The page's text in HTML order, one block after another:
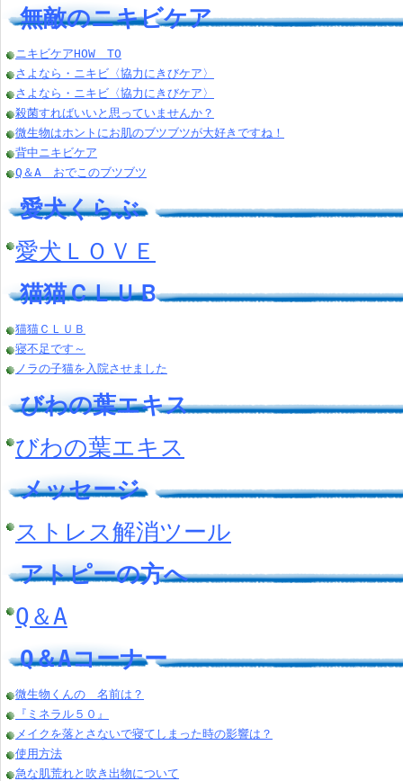
無敵のニキビケア
ニキビケアHOW TO
さよなら・ニキビ〈協力にきびケア〉
さよなら・ニキビ〈協力にきびケア〉
殺菌すればいいと思っていませんか？
微生物はホントにお肌のブツブツが大好きですね！
背中ニキビケア
Q＆A おでこのブツブツ
愛犬くらぶ
愛犬ＬＯＶＥ
猫猫ＣＬＵＢ
猫猫ＣＬＵＢ
寝不足です～
ノラの子猫を入院させました
びわの葉エキス
びわの葉エキス
メッセージ
ストレス解消ツール
アトピーの方へ
Q＆A
Q＆Aコーナー
微生物くんの 名前は？
『ミネラル５０』
メイクを落とさないで寝てしまった時の影響は？
使用方法
急な肌荒れと吹き出物について